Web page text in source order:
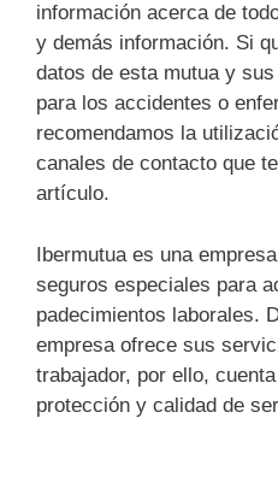
información acerca de
y demás información. Si
datos de esta mutua y
para los accidentes o
recomendamos la
canales de contacto que
artículo.
Ibermutua es una
seguros especiales para
padecimientos laborales.
empresa ofrece sus
trabajador, por ello,
protección y calidad de